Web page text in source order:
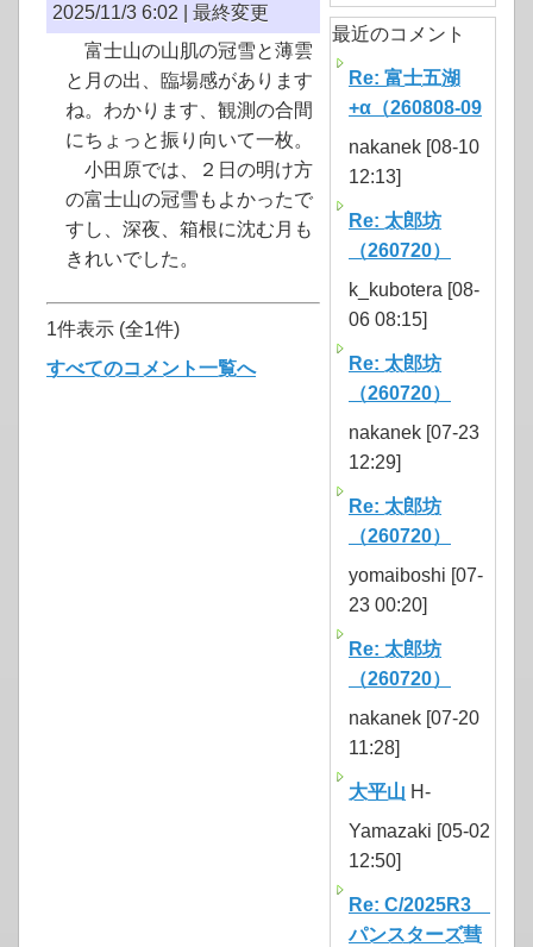
2025/11/3 6:02 | 最終変更
富士山の山肌の冠雪と薄雲
と月の出、臨場感があります
ね。わかります、観測の合間
にちょっと振り向いて一枚。
小田原では、２日の明け方
の富士山の冠雪もよかったで
すし、深夜、箱根に沈む月も
きれいでした。
1件表示 (全1件)
すべてのコメント一覧へ
最近のコメント
Re: 富士五湖
+α（260808-09
nakanek [08-10
12:13]
Re: 太郎坊
（260720）
k_kubotera [08-
06 08:15]
Re: 太郎坊
（260720）
nakanek [07-23
12:29]
Re: 太郎坊
（260720）
yomaiboshi [07-
23 00:20]
Re: 太郎坊
（260720）
nakanek [07-20
11:28]
大平山 H-
Yamazaki [05-02
12:50]
Re: C/2025R3
パンスターズ彗